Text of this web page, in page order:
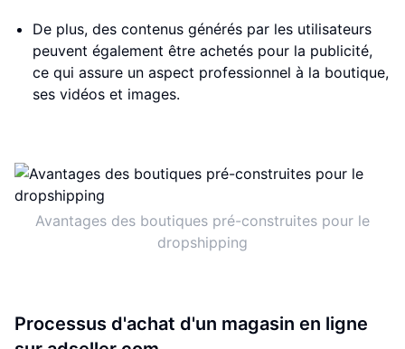
De plus, des contenus générés par les utilisateurs
peuvent également être achetés pour la publicité,
ce qui assure un aspect professionnel à la boutique,
ses vidéos et images.
Avantages des boutiques pré-construites pour le
dropshipping
Processus d'achat d'un magasin en ligne